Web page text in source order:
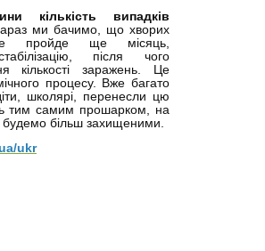
кількість випадків
ми бачимо, що хворих
пройде ще місяць,
після чого
кількості заражень. Це
процесу. Вже багато
школярі, перенесли цю
тим самим прошарком, на
будемо більш захищеними.
ukr